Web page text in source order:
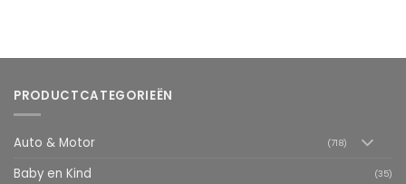
PRODUCTCATEGORIEËN
Auto & Motor (718)
Baby en Kind (35)